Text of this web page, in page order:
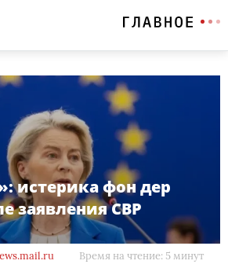
истерика фон дер
заявления СВР
Время на чтение: 5 минут